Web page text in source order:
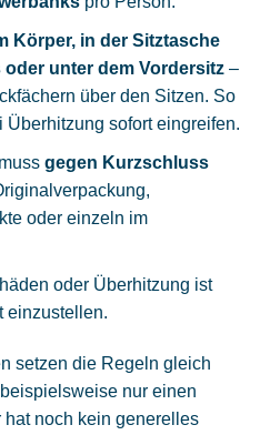
Körper, in der Sitztasche
unter dem Vordersitz–
über den Sitzen. So
Überhitzung sofort eingreifen.
gegen Kurzschluss
oder einzeln im
oder Überhitzung ist
einzustellen.
setzen die Regeln gleich
nur einen
noch kein generelles